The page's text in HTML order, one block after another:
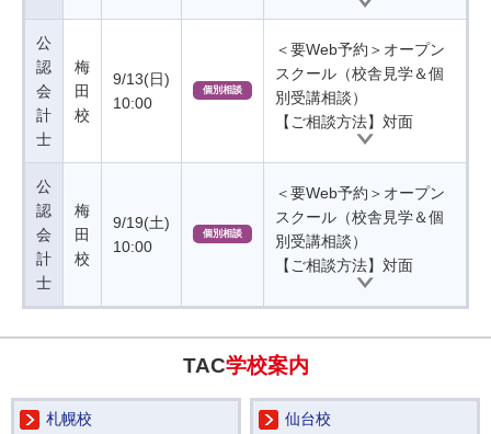
公
認
会
計
士
梅
田
校
9/13(日)
10:00
個別相談
＜要Web予約＞オープン
スクール（校舎見学＆個
別受講相談）
【ご相談方法】対面
公
認
会
計
士
梅
田
校
9/19(土)
10:00
個別相談
＜要Web予約＞オープン
スクール（校舎見学＆個
別受講相談）
【ご相談方法】対面
TAC学校案内
札幌校 仙台校